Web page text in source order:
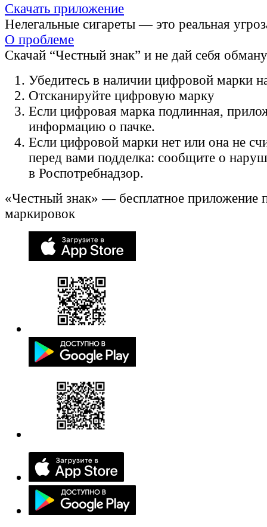
Скачать приложение
Нелегальные сигареты — это реальная
О проблеме
Скачай “Честный знак” и не дай себя
Убедитесь в наличии цифровой марки
Отсканируйте цифровую марку
Если цифровая марка подлинная,
информацию о пачке.
Если цифровой марки нет или она не
перед вами подделка: сообщите о
в Роспотребнадзор.
«Честный знак» — бесплатное приложение
маркировок